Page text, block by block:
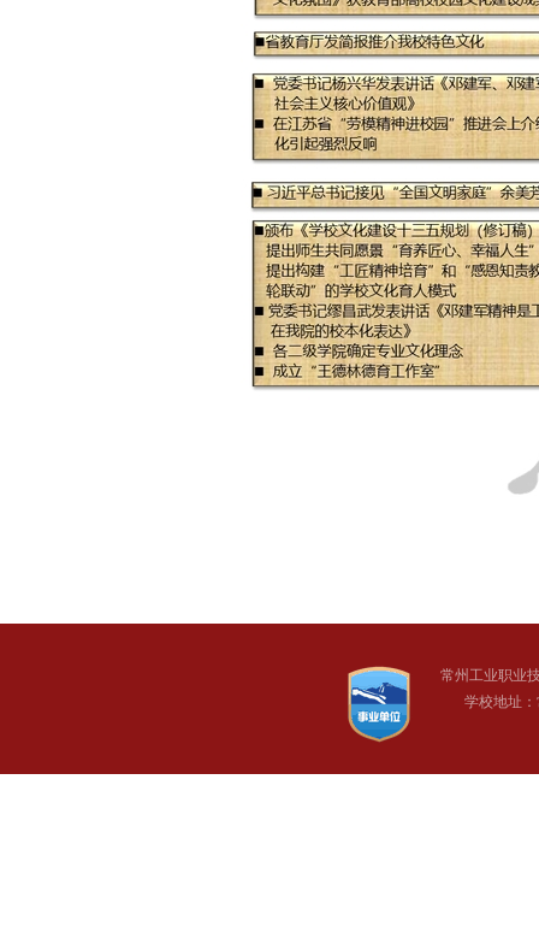
常州工业职业
学校地址